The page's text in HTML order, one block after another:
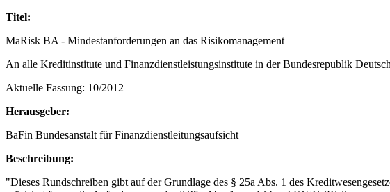
Titel:
MaRisk BA - Mindestanforderungen an das Risikomanagement
An alle Kreditinstitute und Finanzdienstleistungsinstitute in der Bundesrepublik
Aktuelle Fassung: 10/2012
Herausgeber:
BaFin Bundesanstalt für Finanzdienstleitungsaufsicht
Beschreibung:
"Dieses Rundschreiben gibt auf der Grundlage des § 25a Abs. 1 des